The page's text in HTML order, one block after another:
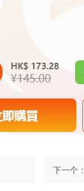
下一个：